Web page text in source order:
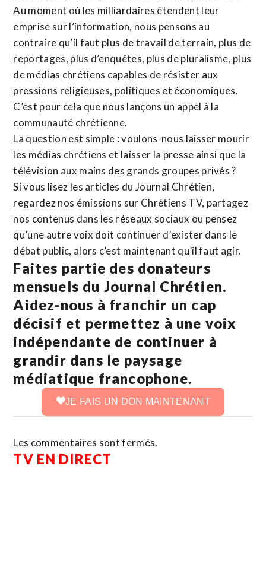
Au moment où les milliardaires étendent leur
emprise sur l’information, nous pensons au
contraire qu’il faut plus de travail de terrain, plus de
reportages, plus d’enquêtes, plus de pluralisme, plus
de médias chrétiens capables de résister aux
pressions religieuses, politiques et économiques.
C’est pour cela que nous lançons un appel à la
communauté chrétienne.
La question est simple : voulons-nous laisser mourir
les médias chrétiens et laisser la presse ainsi que la
télévision aux mains des grands groupes privés ?
Si vous lisez les articles du Journal Chrétien,
regardez nos émissions sur Chrétiens TV, partagez
nos contenus dans les réseaux sociaux ou pensez
qu’une autre voix doit continuer d’exister dans le
débat public, alors c’est maintenant qu’il faut agir.
Faites partie des donateurs
mensuels du Journal Chrétien.
Aidez-nous à franchir un cap
décisif et permettez à une voix
indépendante de continuer à
grandir dans le paysage
médiatique francophone.
JE FAIS UN DON MAINTENANT
Les commentaires sont fermés.
TV EN DIRECT